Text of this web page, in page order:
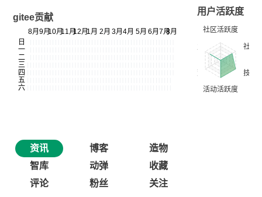
gitee贡献
用户活跃度
资讯 博客
造物
智库
动弹
收藏
评论
粉丝 关注